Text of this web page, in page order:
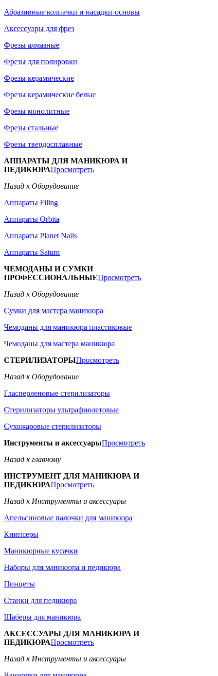
Абразивные колпачки и насадки-основы
Аксессуары для фрез
Фрезы алмазные
Фрезы для полировки
Фрезы керамические
Фрезы керамические белые
Фрезы монолитные
Фрезы стальные
Фрезы твердосплавные
АППАРАТЫ ДЛЯ МАНИКЮРА И
ПЕДИКЮРАПросмотреть
Назад к Оборудование
Аппараты Filing
Аппараты Orbita
Аппараты Planet Nails
Аппараты Saturn
ЧЕМОДАНЫ И СУМКИ
ПРОФЕССИОНАЛЬНЫЕПросмотреть
Назад к Оборудование
Сумки для мастера маникюра
Чемоданы для маникюра пластиковые
Чемоданы для мастера маникюра
СТЕРИЛИЗАТОРЫПросмотреть
Назад к Оборудование
Гласперленовые стерилизаторы
Стерилизаторы ультрафиолетовые
Сухожаровые стерилизаторы
Инструменты и аксессуарыПросмотреть
Назад к главному
ИНСТРУМЕНТ ДЛЯ МАНИКЮРА И
ПЕДИКЮРАПросмотреть
Назад к Инструменты и аксессуары
Апельсиновые палочки для маникюра
Книпсеры
Маникюрные кусачки
Наборы для маникюра и педикюра
Пинцеты
Станки для педикюра
Шаберы для маникюра
АКСЕССУАРЫ ДЛЯ МАНИКЮРА И
ПЕДИКЮРАПросмотреть
Назад к Инструменты и аксессуары